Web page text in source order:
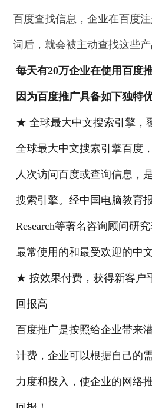
百度查找信息，企业在百度
词后，就会被主动查找这些产
每天有20万企业在使用百度
因为百度推广具备如下独特
★ 全球最大中文搜索引擎，
全球最大中文搜索引擎百度
人次访问百度或查询信息，
搜索引擎。经中国电脑教育
Research等著名咨询顾问研
最常使用的和最受欢迎的中
★ 按效果付费，获得新客户
回报高
百度推广是按照给企业带来
计费，企业可以根据自己的
力度和投入，使企业的网络